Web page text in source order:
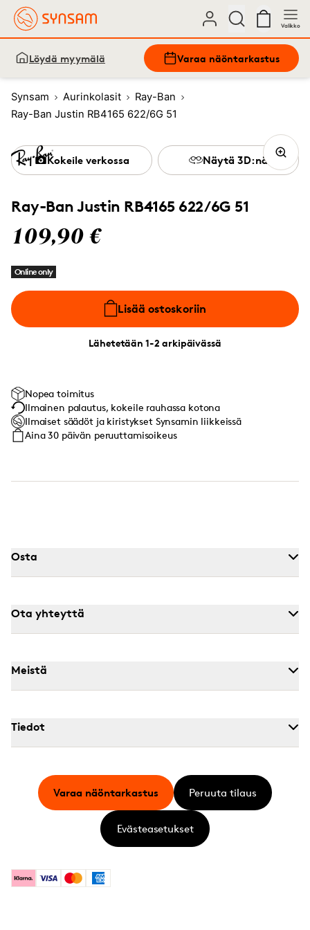
Valikko
Löydä myymälä Varaa näöntarkastus
Synsam Aurinkolasit
Ray-Ban
Ray-Ban Justin RB4165 622/6G 51
Ray-Ban Justin RB4165 622/6G 51
109,90 €
Online only
Lisää ostoskoriin
Lähetetään 1-2 arkipäivässä
Kokeile verkossa Näytä 3D:nä
Nopea toimitus
Ilmainen palautus, kokeile rauhassa kotona
Ilmaiset säädöt ja kiristykset Synsamin liikkeissä
Aina 30 päivän peruuttamisoikeus
Osta
Ota yhteyttä
Meistä
Tiedot
KlarnaVisa MastercardAmerican Express
Varaa näöntarkastus Peruuta tilaus
Evästeasetukset